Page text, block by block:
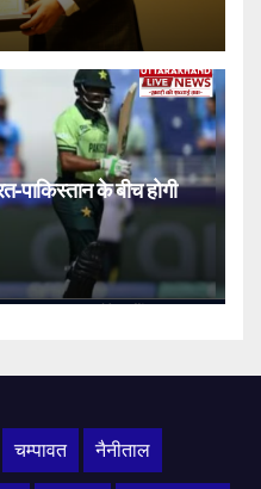
पाकिस्तान के बीच होगी
चम्पावत नैनीताल